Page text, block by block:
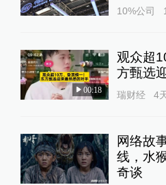
10%公司
00:18
观众超
方甄选
瑞财经 4
网络故
线，水
奇谈